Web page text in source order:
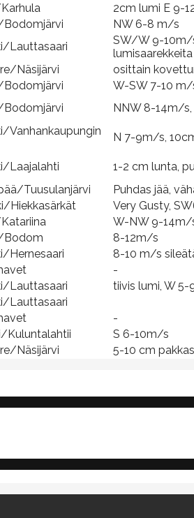
2cm lumi E 9-
NW 6-8 m/s
Lauttasaari
SW/W 9-10m/
lumisaarekkeita
Näsijärvi osittain
W-SW 7-10 m/
NNW 8-14m/
Vanhankaupungin
N 7-9m/s,
Laajalahti 1-2 cm lunta,
Tuusulanjärvi Puhdas jää,
Hiekkasärkät Very Gusty,
W-NW 9-14m/
Bodom 8-12m/s
Hernesaari 8-10 m/s
-
Lauttasaari tiivis lumi, W
Lauttasaari
-
Kuluntalahtii S 6-10m/s
Näsijärvi 5-10 cm